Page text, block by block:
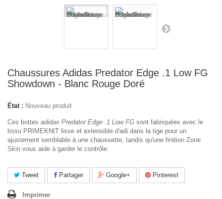
Chaussures Adidas Predator Edge .1 Low FG
Showdown - Blanc Rouge Doré
État : Nouveau produit
Ces bottes adidas Predator Edge .1 Low FG sont fabriquées avec le
tissu PRIMEKNIT lisse et extensible d'adi dans la tige pour un
ajustement semblable à une chaussette, tandis qu'une finition Zone
Skin vous aide à garder le contrôle.
Tweet Partager Google+ Pinterest
Imprimer